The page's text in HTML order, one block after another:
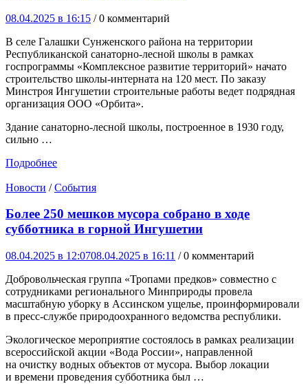
08.04.2025 в 16:15 / 0 комментарий
В селе Галашки Сунженского района на территории
Республиканской санаторно-лесной школы в рамках
госпрограммы «Комплексное развитие территорий» начато
строительство школы-интерната на 120 мест. По заказу
Минстроя Ингушетии строительные работы ведет подрядная
организация ООО «Орбита».
Здание санаторно-лесной школы, построенное в 1930 году,
сильно …
Подробнее
Новости /События
Более 250 мешков мусора собрано в ходе
субботника в горной Ингушетии
08.04.2025 в 12:0708.04.2025 в 16:11 / 0 комментарий
Добровольческая группа «Тропами предков» совместно с
сотрудниками регионального Минприроды провела
масштабную уборку в Ассинском ущелье, проинформировали
в пресс-службе природоохранного ведомства республики.
Экологическое мероприятие состоялось в рамках реализации
всероссийской акции «Вода России», направленной
на очистку водных объектов от мусора. Выбор локации
и времени проведения субботника был …